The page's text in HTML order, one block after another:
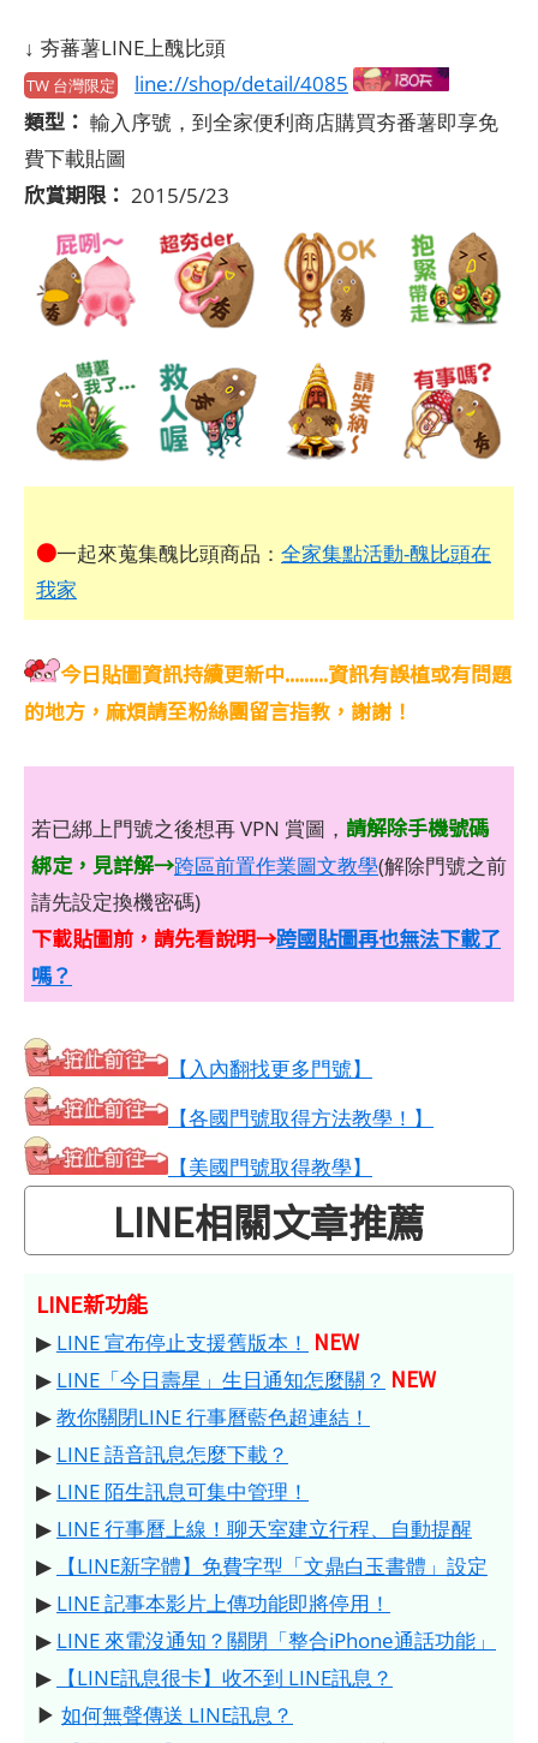
↓ 夯蕃薯LINE上醜比頭
TW 台灣限定 line://shop/detail/4085
類型： 輸入序號，到全家便利商店購買夯番薯即享免
費下載貼圖
欣賞期限： 2015/5/23
●一起來蒐集醜比頭商品： 全家集點活動-醜比頭在
我家
今日貼圖資訊持續更新中.........資訊有誤植或有問題
的地方，麻煩請至粉絲團留言指教，謝謝！
若已綁上門號之後想再 VPN 賞圖， 請解除手機號碼
綁定，見詳解→跨區前置作業圖文教學(解除門號之前
請先設定換機密碼)
下載貼圖前，請先看說明→跨國貼圖再也無法下載了
嗎？
【入內翻找更多門號】
【各國門號取得方法教學！】
【美國門號取得教學】
LINE相關文章推薦
LINE新功能
▶ LINE 宣布停止支援舊版本！ NEW
▶ LINE「今日壽星」生日通知怎麼關？ NEW
▶教你關閉LINE 行事曆藍色超連結！
▶ LINE 語音訊息怎麼下載？
▶ LINE 陌生訊息可集中管理！
▶ LINE 行事曆上線！聊天室建立行程、自動提醒
▶
【LINE新字體】免費字型「文鼎白玉書體」設定
▶ LINE 記事本影片上傳功能即將停用！
▶ LINE 來電沒通知？關閉「整合iPhone通話功能」
▶
【LINE訊息很卡】收不到 LINE訊息？
▶ 如何無聲傳送 LINE訊息？